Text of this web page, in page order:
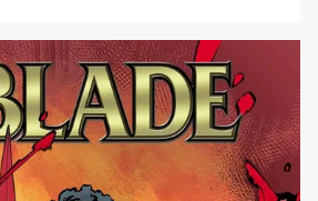
terrificanti dell'Universo Marvel
di orrori, e questa volta Agatha
di [']